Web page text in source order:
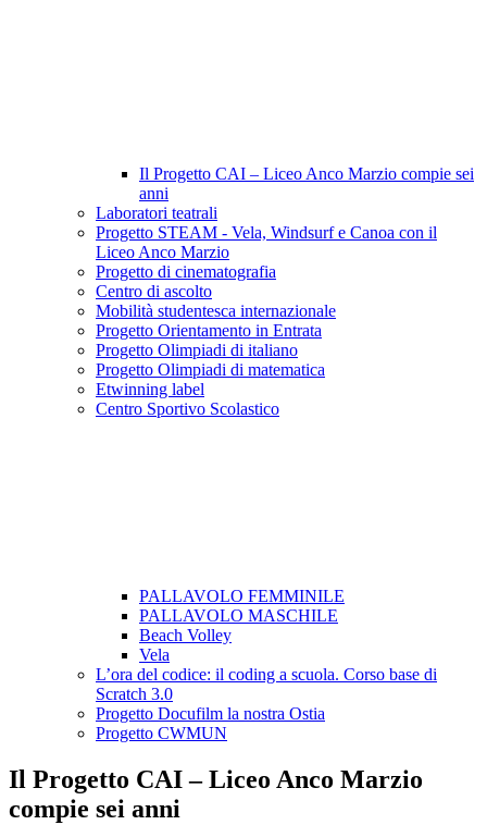
Il Progetto CAI – Liceo Anco Marzio compie sei
anni
Laboratori teatrali
Progetto STEAM - Vela, Windsurf e Canoa con il
Liceo Anco Marzio
Progetto di cinematografia
Centro di ascolto
Mobilità studentesca internazionale
Progetto Orientamento in Entrata
Progetto Olimpiadi di italiano
Progetto Olimpiadi di matematica
Etwinning label
Centro Sportivo Scolastico
PALLAVOLO FEMMINILE
PALLAVOLO MASCHILE
Beach Volley
Vela
L’ora del codice: il coding a scuola. Corso base di
Scratch 3.0
Progetto Docufilm la nostra Ostia
Progetto CWMUN
Il Progetto CAI – Liceo Anco Marzio
compie sei anni